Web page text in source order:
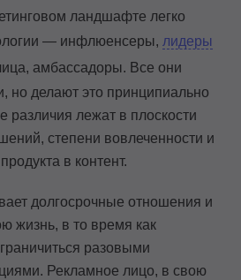
ландшафте легко
— инфлюенсеры, лидеры
амбассадоры. Все они
но делают это принципиально
различия лежат в плоскости
степени вовлеченности и
в контент.
долгосрочные отношения и
жизнь, в то время как
разовыми
Рекламное лицо, в свою